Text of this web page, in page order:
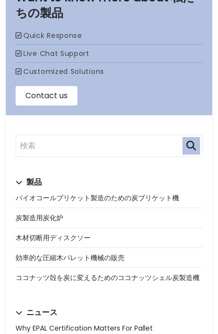
ちの製品
製品
バイオコールブリケット製造のための炭ブリケット機
炭製造用炭化炉
木材切断用ディスクソー
効率的な圧縮木パレット機械の販売
ココナッツ殻を炭に変えるためのココナッツシェル炭製造機
ニュース
Why EPAL Certification Matters For Pallet